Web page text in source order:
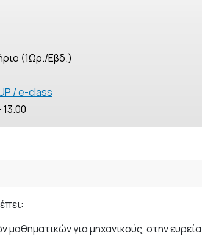
(1Ωρ./Εβδ.)
/ e-class
μαθηματικών για μηχανικούς, στην